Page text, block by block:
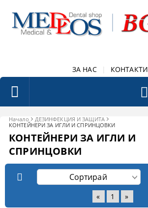
ЗА НАС КОНТАКТИ
Начало
ДЕЗИНФЕКЦИЯ И ЗАЩИТА
КОНТЕЙНЕРИ ЗА ИГЛИ И СПРИНЦОВКИ
КОНТЕЙНЕРИ ЗА ИГЛИ И
СПРИНЦОВКИ
« 1 »